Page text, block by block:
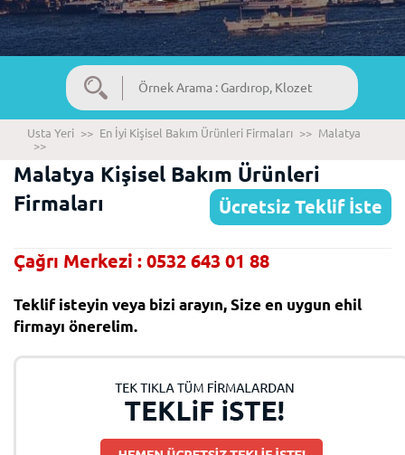
Usta Yeri >> En İyi Kişisel Bakım Ürünleri Firmaları >> Malatya
>>
Malatya Kişisel Bakım Ürünleri
Firmaları
Ücretsiz Teklif İste
Çağrı Merkezi : 0532 643 01 88
Teklif isteyin veya bizi arayın, Size en uygun ehil
firmayı önerelim.